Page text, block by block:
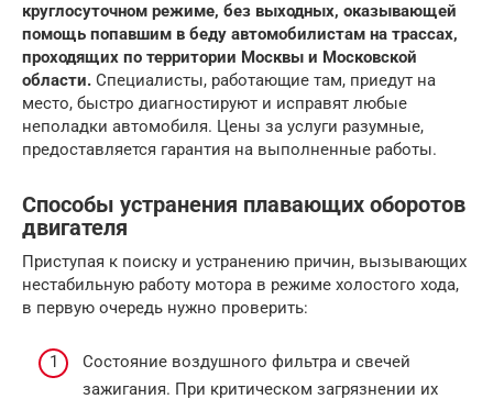
круглосуточном режиме, без выходных, оказывающей
помощь попавшим в беду автомобилистам на трассах,
проходящих по территории Москвы и Московской
области. Специалисты, работающие там, приедут на
место, быстро диагностируют и исправят любые
неполадки автомобиля. Цены за услуги разумные,
предоставляется гарантия на выполненные работы.
Способы устранения плавающих оборотов
двигателя
Приступая к поиску и устранению причин, вызывающих
нестабильную работу мотора в режиме холостого хода,
в первую очередь нужно проверить:
Состояние воздушного фильтра и свечей
зажигания. При критическом загрязнении их